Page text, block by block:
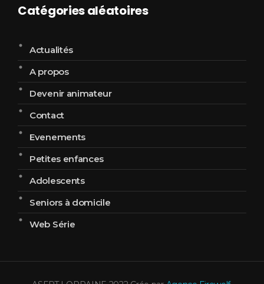
Catégories aléatoires
Actualités
A propos
Devenir animateur
Contact
Evenements
Petites enfances
Adolescents
Seniors à domicile
Web Série